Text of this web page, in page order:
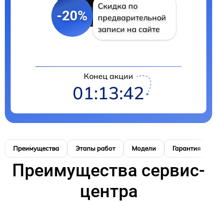
-20%
Скидка по
предварительной
записи на сайте
Конец акции
01:13:42
Преимущества Этапы работ Модели Гарантия
Преимущества сервис-
центра